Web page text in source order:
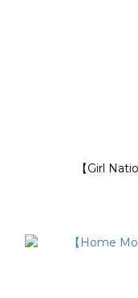
【Girl